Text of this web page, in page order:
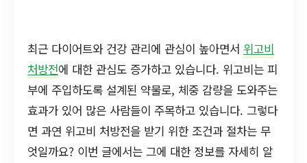
최근 다이어트와 건강 관리에 관심이 높아면서 위고비
처방전에 대한 관심도 증가하고 있습니다. 위고비는 피
부에 주입하도록 설계된 약물로, 체중 감량을 도와주는
효과가 있어 많은 사람들이 주목하고 있습니다. 그렇다
면 과연 위고비 처방전을 받기 위한 조건과 절차는 무
엇일까요? 이번 글에서는 그에 대한 정보를 자세히 알